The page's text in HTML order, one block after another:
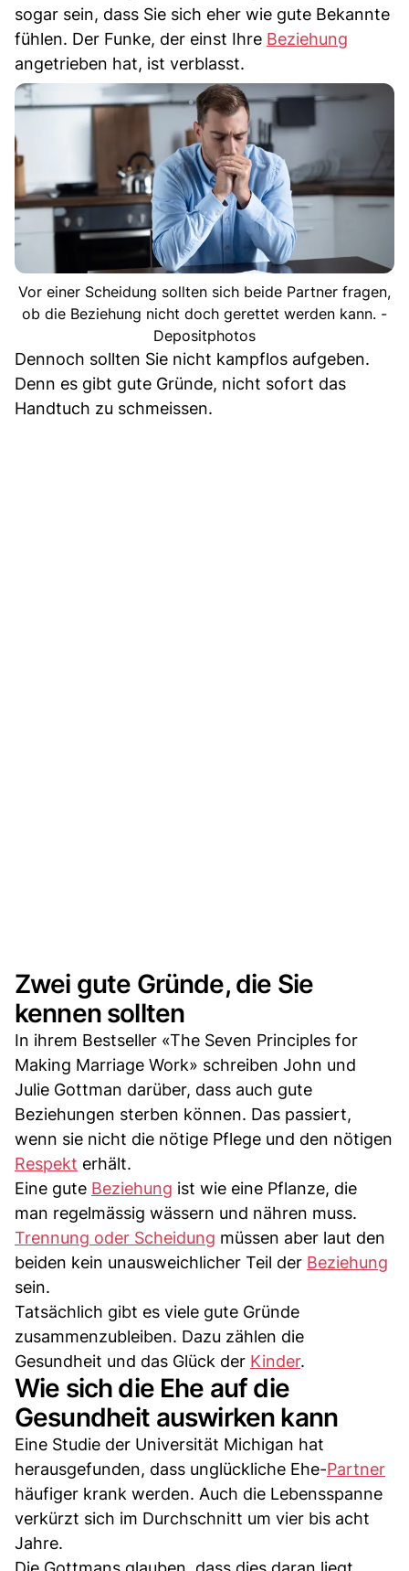
sogar sein, dass Sie sich eher wie gute Bekannte
fühlen. Der Funke, der einst Ihre Beziehung
angetrieben hat, ist verblasst.
Vor einer Scheidung sollten sich beide Partner fragen,
ob die Beziehung nicht doch gerettet werden kann. -
Depositphotos
Dennoch sollten Sie nicht kampflos aufgeben.
Denn es gibt gute Gründe, nicht sofort das
Handtuch zu schmeissen.
Zwei gute Gründe, die Sie
kennen sollten
In ihrem Bestseller «The Seven Principles for
Making Marriage Work» schreiben John und
Julie Gottman darüber, dass auch gute
Beziehungen sterben können. Das passiert,
wenn sie nicht die nötige Pflege und den nötigen
Respekt erhält.
Eine gute Beziehung ist wie eine Pflanze, die
man regelmässig wässern und nähren muss.
Trennung oder Scheidung müssen aber laut den
beiden kein unausweichlicher Teil der Beziehung
sein.
Tatsächlich gibt es viele gute Gründe
zusammenzubleiben. Dazu zählen die
Gesundheit und das Glück der Kinder.
Wie sich die Ehe auf die
Gesundheit auswirken kann
Eine Studie der Universität Michigan hat
herausgefunden, dass unglückliche Ehe-Partner
häufiger krank werden. Auch die Lebensspanne
verkürzt sich im Durchschnitt um vier bis acht
Jahre.